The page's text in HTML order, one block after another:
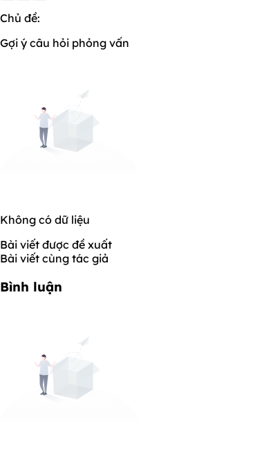
Chủ đề:
Gợi ý câu hỏi phỏng vấn
Không có dữ liệu
Bài viết được đề xuất
Bài viết cùng tác giả
Bình luận